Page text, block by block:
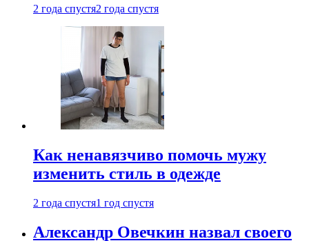
2 года спустя2 года спустя
Как ненавязчиво помочь мужу
изменить стиль в одежде
2 года спустя1 год спустя
Александр Овечкин назвал своего